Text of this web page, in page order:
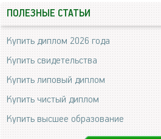
ПОЛЕЗНЫЕ СТАТЬИ
Купить диплом 2026 года
Купить свидетельства
Купить липовый диплом
Купить чистый диплом
Купить высшее образование